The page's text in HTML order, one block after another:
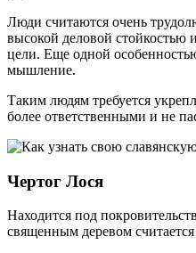
Люди считаются очень
высокой деловой стойкостью
цели. Еще одной
мышление.
Таким людям требуется
более ответственными и не
Чертог Лося
Находится под
священным деревом считается